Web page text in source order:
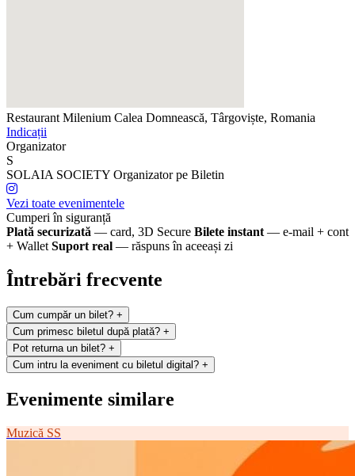
Restaurant Milenium Calea Domnească, Târgoviște, Romania
Indicații
Organizator
S
SOLAIA SOCIETY Organizator pe Biletin
Vezi toate evenimentele
Cumperi în siguranță
Plată securizată — card, 3D Secure Bilete instant — e-mail + cont
+ Wallet Suport real — răspuns în aceeași zi
Întrebări frecvente
Cum cumpăr un bilet? +
Cum primesc biletul după plată? +
Pot returna un bilet? +
Cum intru la eveniment cu biletul digital? +
Evenimente similare
Muzică SS